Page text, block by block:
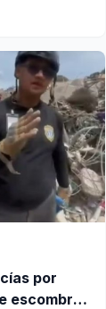
por
escombros